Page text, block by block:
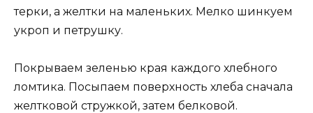
терки, а желтки на маленьких. Мелко шинкуем
укроп и петрушку.
Покрываем зеленью края каждого хлебного
ломтика. Посыпаем поверхность хлеба сначала
желтковой стружкой, затем белковой.